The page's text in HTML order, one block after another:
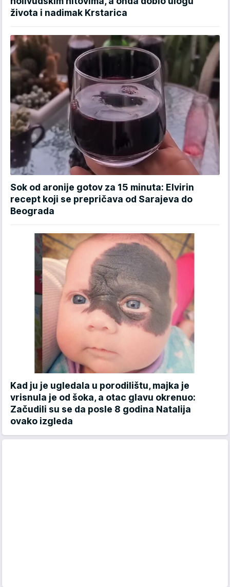
života i nadimak Krstarica
Sok od aronije gotov za 15 minuta: Elvirin
recept koji se prepričava od Sarajeva do
Beograda
Kad ju je ugledala u porodilištu, majka je
vrisnula je od šoka, a otac glavu okrenuo:
Začudili su se da posle 8 godina Natalija
ovako izgleda